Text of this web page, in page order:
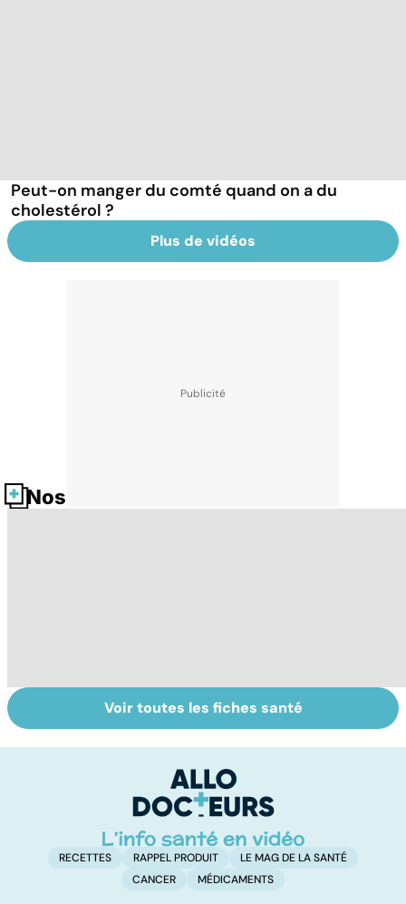
Peut-on manger du comté quand on a du
cholestérol ?
Plus de vidéos
Nos fiches santé
Grand froid : nos
conseils
Perturbateurs
endocriniens :
notre santé
Voir toutes les fiches santé
RECETTES RAPPEL PRODUIT
LE MAG DE LA SANTÉ
CANCER
MÉDICAMENTS